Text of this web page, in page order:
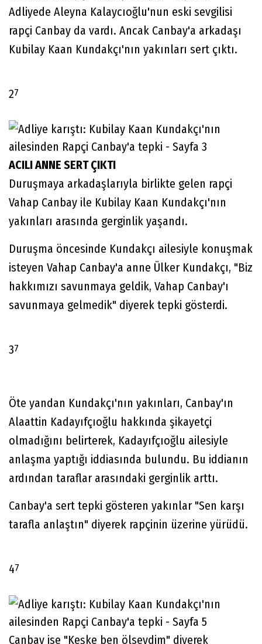
Adliyede Aleyna Kalaycıoğlu'nun eski sevgilisi
rapçi Canbay da vardı. Ancak Canbay'a arkadaşı
Kubilay Kaan Kundakçı'nın yakınları sert çıktı.
27
ACILI ANNE SERT ÇIKTI
Duruşmaya arkadaşlarıyla birlikte gelen rapçi
Vahap Canbay ile Kubilay Kaan Kundakçı'nın
yakınları arasında gerginlik yaşandı.
Duruşma öncesinde Kundakçı ailesiyle konuşmak
isteyen Vahap Canbay'a anne Ülker Kundakçı, "Biz
hakkımızı savunmaya geldik, Vahap Canbay'ı
savunmaya gelmedik" diyerek tepki gösterdi.
37
Öte yandan Kundakçı'nın yakınları, Canbay'ın
olmadığını belirterek, Kadayıfçıoğlu ailesiyle
ardından taraflar arasındaki gerginlik arttı.
Canbay'a sert tepki gösteren yakınlar "Sen karşı